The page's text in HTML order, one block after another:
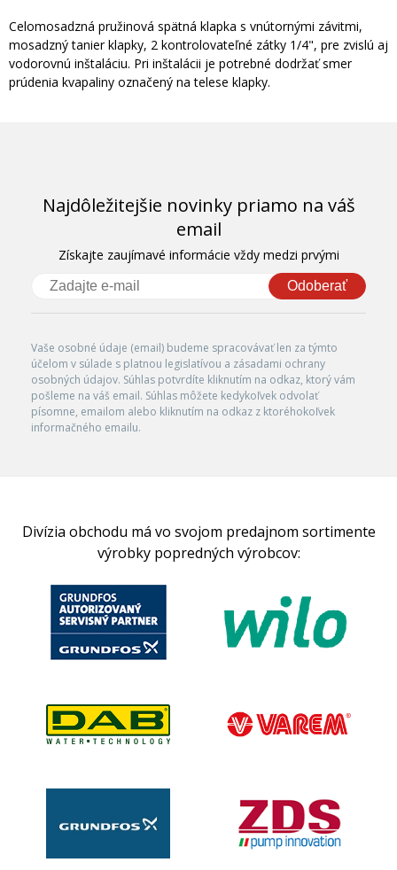
Celomosadzná pružinová spätná klapka s vnútornými závitmi,
mosadzný tanier klapky, 2 kontrolovateľné zátky 1/4", pre zvislú aj
vodorovnú inštaláciu. Pri inštalácii je potrebné dodržať smer
prúdenia kvapaliny označený na telese klapky.
Najdôležitejšie novinky priamo na váš
email
Získajte zaujímavé informácie vždy medzi prvými
Odoberať
Vaše osobné údaje (email) budeme spracovávať len za týmto
účelom v súlade s platnou legislatívou a zásadami ochrany
osobných údajov. Súhlas potvrdíte kliknutím na odkaz, ktorý vám
pošleme na váš email. Súhlas môžete kedykoľvek odvolať
písomne, emailom alebo kliknutím na odkaz z ktoréhokoľvek
informačného emailu.
Divízia obchodu má vo svojom predajnom sortimente
výrobky popredných výrobcov: